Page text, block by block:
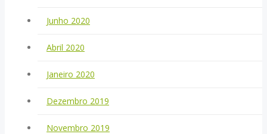
Junho 2020
Abril 2020
Janeiro 2020
Dezembro 2019
Novembro 2019